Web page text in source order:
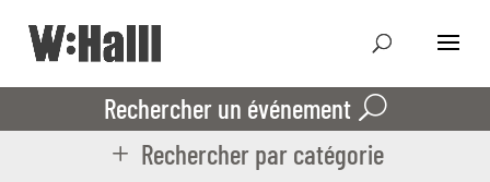
Rechercher un événement
Rechercher par catégorie